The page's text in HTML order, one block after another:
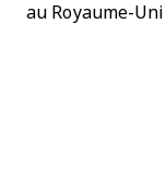
au Royaume-